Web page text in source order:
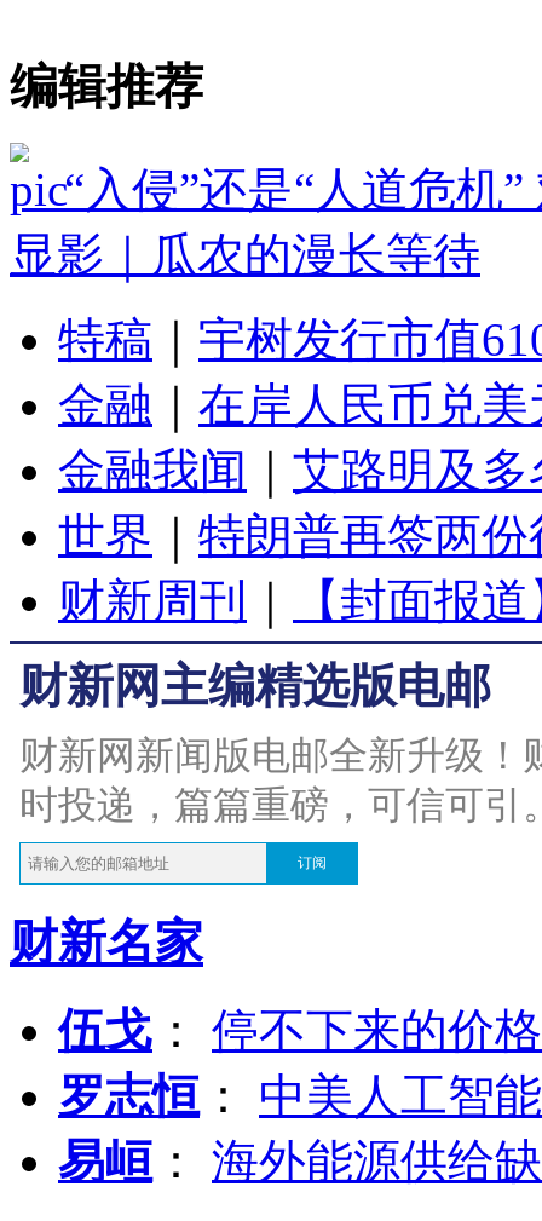
编辑推荐
“入侵”还是“人道危机
显影｜瓜农的漫长等待
特稿
宇树发行市值
金融
在岸人民币兑
金融我闻
艾路明及
世界
特朗普再签两
财新周刊
【封面报
财新网主编精选版电邮
财新网新闻版电邮全新升级
时投递，篇篇重磅，可信可引
订阅
财新名家
伍戈 ： 停不下来的价
罗志恒 ： 中美人工智
易峘 ： 海外能源供给